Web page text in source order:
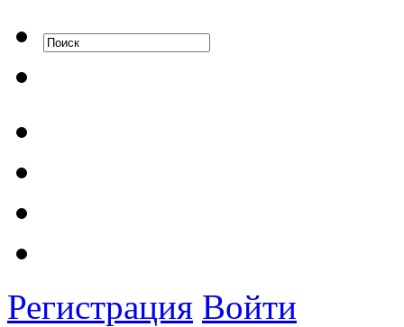
Регистрация Войти